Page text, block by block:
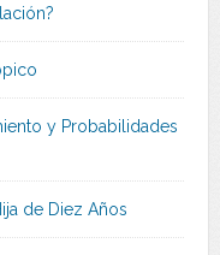
y Probabilidades
de Diez Años